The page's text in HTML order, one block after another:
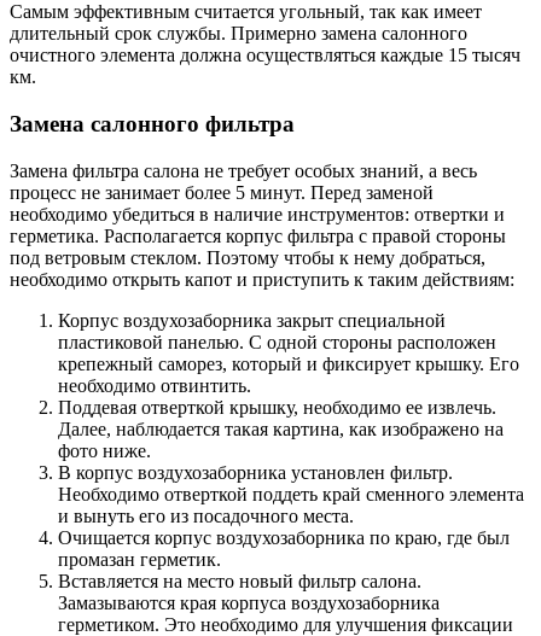
Самым эффективным считается угольный, так как имеет
длительный срок службы. Примерно замена салонного
очистного элемента должна осуществляться каждые 15 тысяч
км.
Замена салонного фильтра
Замена фильтра салона не требует особых знаний, а весь
процесс не занимает более 5 минут. Перед заменой
необходимо убедиться в наличие инструментов: отвертки и
герметика. Располагается корпус фильтра с правой стороны
под ветровым стеклом. Поэтому чтобы к нему добраться,
необходимо открыть капот и приступить к таким действиям:
Корпус воздухозаборника закрыт специальной
пластиковой панелью. С одной стороны расположен
крепежный саморез, который и фиксирует крышку. Его
необходимо отвинтить.
Поддевая отверткой крышку, необходимо ее извлечь.
Далее, наблюдается такая картина, как изображено на
фото ниже.
В корпус воздухозаборника установлен фильтр.
Необходимо отверткой поддеть край сменного элемента
и вынуть его из посадочного места.
Очищается корпус воздухозаборника по краю, где был
промазан герметик.
Вставляется на место новый фильтр салона.
Замазываются края корпуса воздухозаборника
герметиком. Это необходимо для улучшения фиксации